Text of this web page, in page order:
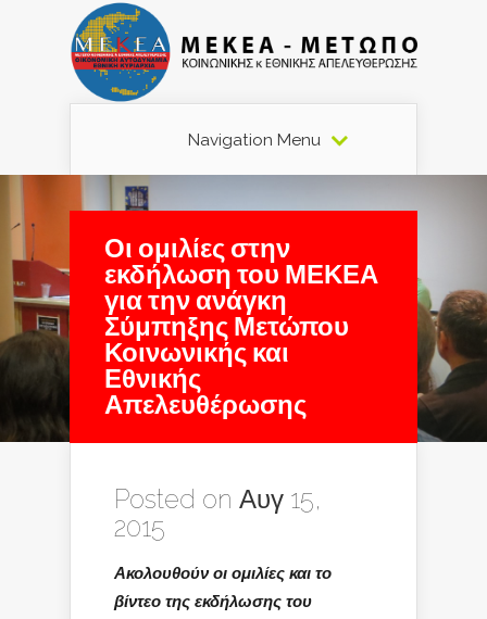
Navigation Menu
Οι ομιλίες στην
εκδήλωση του ΜΕΚΕΑ
για την ανάγκη
Σύμπηξης Μετώπου
Κοινωνικής και
Εθνικής
Απελευθέρωσης
Posted on Αυγ 15,
2015
Ακολουθούν οι ομιλίες και το
βίντεο της εκδήλωσης του